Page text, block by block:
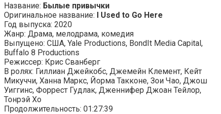
Название: Былые привычки
Оригинальное название: I Used to Go Here
Год выпуска: 2020
Жанр: Драма, мелодрама, комедия
Выпущено: США, Yale Productions, BondIt Media Capital,
Buffalo 8 Productions
Режиссер: Крис Сванберг
В ролях: Гиллиан Джейкобс, Джемейн Клемент, Кейт
Микуччи, Ханна Маркс, Йорма Такконе, Зои Чао, Джош
Уиггинс, Форрест Гудлак, Дженнифер Джоан Тейлор,
Тонрэй Хо
Продолжительность: 01:27:39